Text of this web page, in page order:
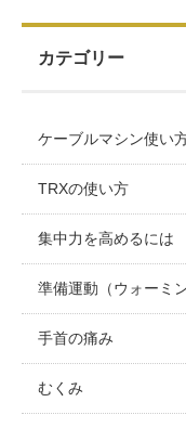
カテゴリー
ケーブルマシン使い
TRXの使い方
集中力を高めるには
準備運動（ウォーミ
手首の痛み
むくみ